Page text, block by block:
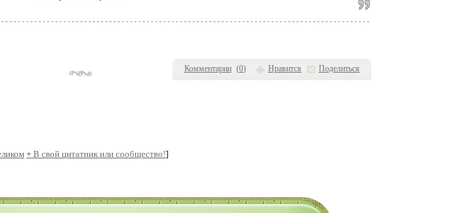
Комментарии (0) Нравится Поделиться
+ В свой цитатник или сообщество!]